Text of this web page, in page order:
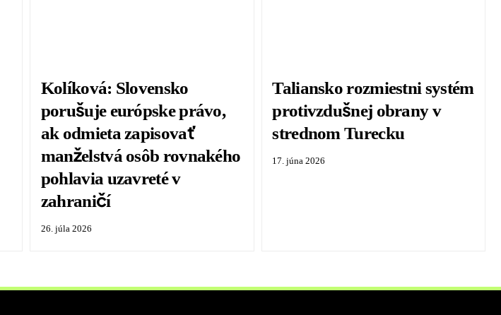
Kolíková: Slovensko
porušuje európske právo,
ak odmieta zapisovať
manželstvá osôb rovnakého
pohlavia uzavreté v
zahraničí
26. júla 2026
Taliansko rozmiestni systém
protivzdušnej obrany v
strednom Turecku
17. júna 2026